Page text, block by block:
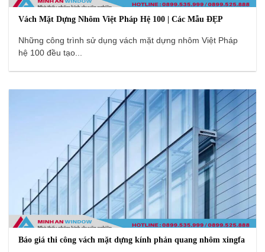
Vách Mặt Dựng Nhôm Việt Pháp Hệ 100 | Các Mẫu ĐẸP
Những công trình sử dụng vách mặt dựng nhôm Việt Pháp
hệ 100 đều tạo...
Báo giá thi công vách mặt dựng kính phản quang nhôm xingfa